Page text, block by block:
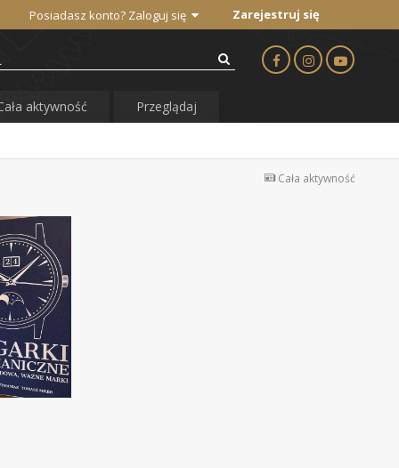
Posiadasz konto? Zaloguj się Zarejestruj się
aktywność Przeglądaj
Cała aktywność